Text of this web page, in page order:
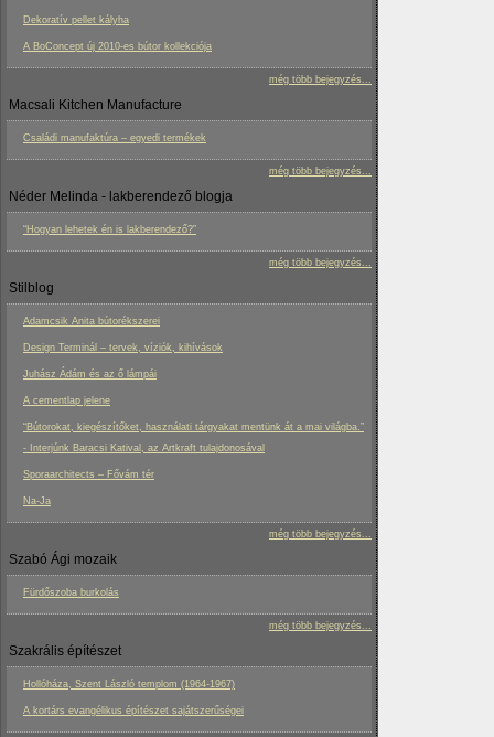
Dekoratív pellet kályha
A BoConcept új 2010-es bútor kollekciója
még több bejegyzés...
Macsali Kitchen Manufacture
Családi manufaktúra – egyedi termékek
még több bejegyzés...
Néder Melinda - lakberendező blogja
“Hogyan lehetek én is lakberendező?”
még több bejegyzés...
Stilblog
Adamcsik Anita bútorékszerei
Design Terminál – tervek, víziók, kihívások
Juhász Ádám és az ő lámpái
A cementlap jelene
“Bútorokat, kiegészítőket, használati tárgyakat mentünk át a mai világba.”
- Interjúnk Baracsi Katival, az Artkraft tulajdonosával
Sporaarchitects – Fővám tér
Na-Ja
még több bejegyzés...
Szabó Ági mozaik
Fürdőszoba burkolás
még több bejegyzés...
Szakrális építészet
Hollóháza, Szent László templom (1964-1967)
A kortárs evangélikus építészet sajátszerűségei